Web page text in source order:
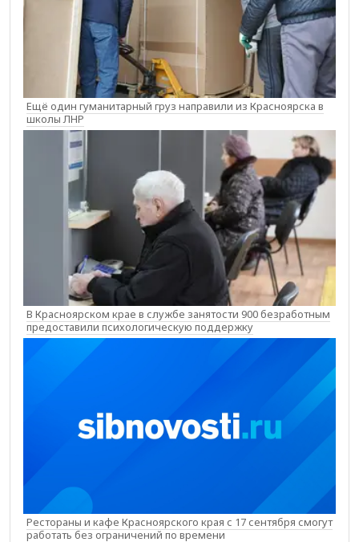
Ещё один гуманитарный груз направили из Красноярска в
школы ЛНР
В Красноярском крае в службе занятости 900 безработным
предоставили психологическую поддержку
Рестораны и кафе Красноярского края с 17 сентября смогут
работать без ограничений по времени